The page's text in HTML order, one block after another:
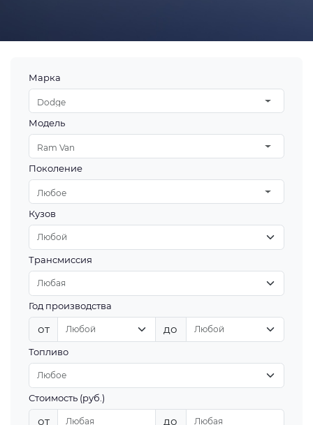
Марка
Dodge
Модель
Ram Van
Поколение
Любое
Кузов
Трансмиссия
Год производства
от до
Топливо
Стоимость (руб.)
от до